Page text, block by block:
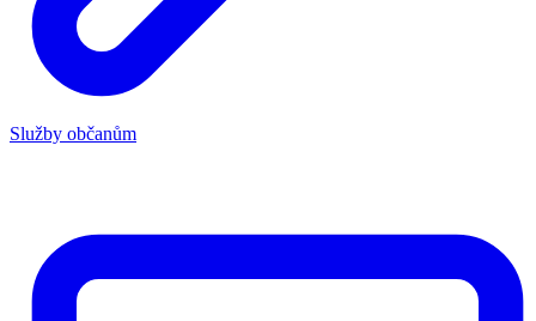
Služby občanům